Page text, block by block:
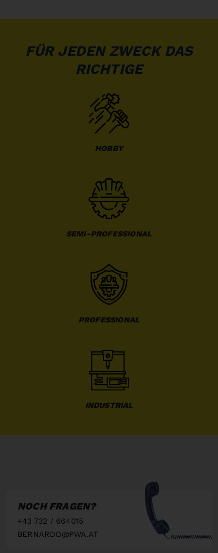
FÜR JEDEN ZWECK DAS
RICHTIGE
HOBBY
SEMI-PROFESSIONAL
PROFESSIONAL
INDUSTRIAL
NOCH FRAGEN?
+43 732 / 664015
BERNARDO@PWA.AT